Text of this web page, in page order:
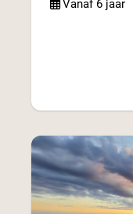
Vanaf 6 jaar